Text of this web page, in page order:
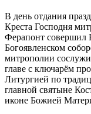
В день отдания
Креста Господня
Ферапонт совершил
Богоявленском
митрополии
главе с ключарём
Литургией по
главной святыне
иконе Божией